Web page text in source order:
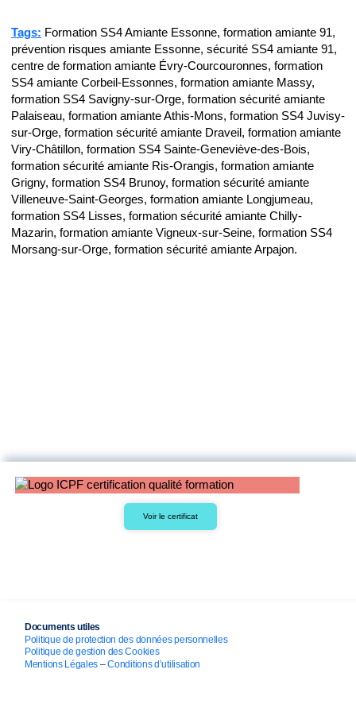
Tags: Formation SS4 Amiante Essonne, formation amiante 91,
prévention risques amiante Essonne, sécurité SS4 amiante 91,
centre de formation amiante Évry-Courcouronnes, formation
SS4 amiante Corbeil-Essonnes, formation amiante Massy,
formation SS4 Savigny-sur-Orge, formation sécurité amiante
Palaiseau, formation amiante Athis-Mons, formation SS4 Juvisy-
sur-Orge, formation sécurité amiante Draveil, formation amiante
Viry-Châtillon, formation SS4 Sainte-Geneviève-des-Bois,
formation sécurité amiante Ris-Orangis, formation amiante
Grigny, formation SS4 Brunoy, formation sécurité amiante
Villeneuve-Saint-Georges, formation amiante Longjumeau,
formation SS4 Lisses, formation sécurité amiante Chilly-
Mazarin, formation amiante Vigneux-sur-Seine, formation SS4
Morsang-sur-Orge, formation sécurité amiante Arpajon.
Voir le certificat
Documents utiles
Politique de protection des données personnelles
Politique de gestion des Cookies
Mentions Légales –Conditions d’utilisation